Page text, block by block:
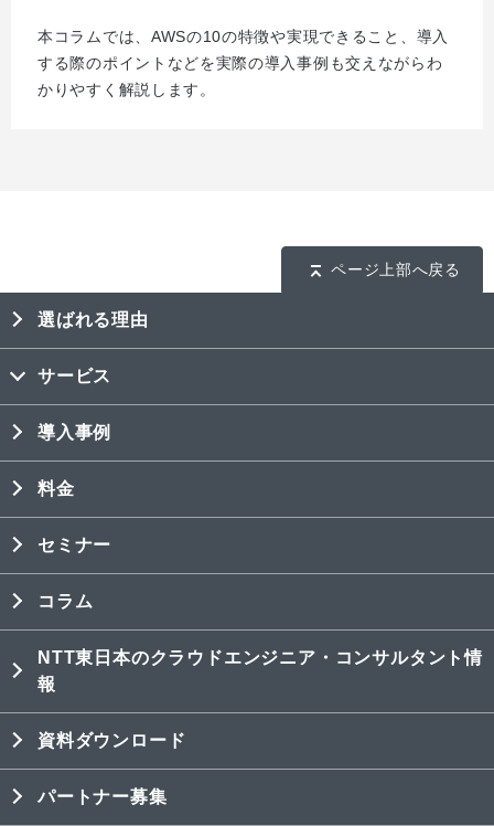
本コラムでは、AWSの10の特徴や実現できること、導入
する際のポイントなどを実際の導入事例も交えながらわ
かりやすく解説します。
ページ上部へ戻る
選ばれる理由
サービス
導入事例
料金
セミナー
コラム
NTT東日本のクラウドエンジニア・コンサルタント情
報
資料ダウンロード
パートナー募集